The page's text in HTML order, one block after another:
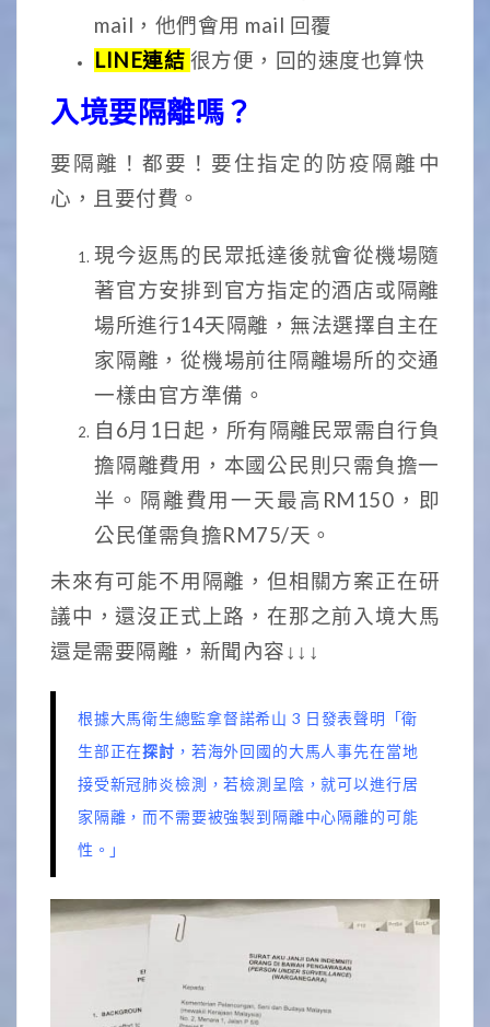
mail，他們會用 mail 回覆
LINE連結 很方便，回的速度也算快
入境要隔離嗎？
要隔離！都要！要住指定的防疫隔離中
心，且要付費。
現今返馬的民眾抵達後就會從機場隨
著官方安排到官方指定的酒店或隔離
場所進行14天隔離，無法選擇自主在
家隔離，從機場前往隔離場所的交通
一樣由官方準備。
自6月1日起，所有隔離民眾需自行負
擔隔離費用，本國公民則只需負擔一
半。隔離費用一天最高RM150，即
公民僅需負擔RM75/天。
未來有可能不用隔離，但相關方案正在研
議中，還沒正式上路，在那之前入境大馬
還是需要隔離，新聞內容↓↓↓
根據大馬衛生總監拿督諾希山 3 日發表聲明「衛
生部正在探討 ，若海外回國的大馬人事先在當地
接受新冠肺炎檢測，若檢測呈陰，就可以進行居
家隔離，而不需要被強製到隔離中心隔離的可能
性。」